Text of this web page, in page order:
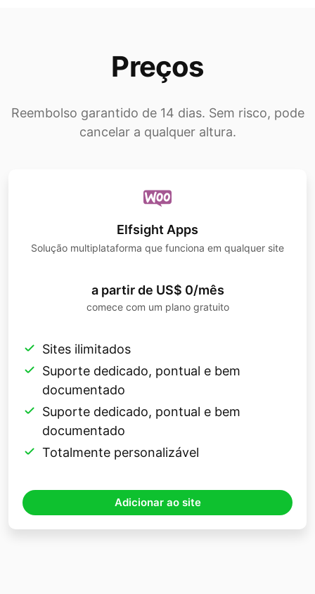
Preços
Reembolso garantido de 14 dias. Sem risco, pode
cancelar a qualquer altura.
Elfsight Apps
Solução multiplataforma que funciona em qualquer site
a partir de US$ 0/mês
comece com um plano gratuito
Sites ilimitados
Suporte dedicado, pontual e bem
documentado
Suporte dedicado, pontual e bem
documentado
Totalmente personalizável
Adicionar ao site